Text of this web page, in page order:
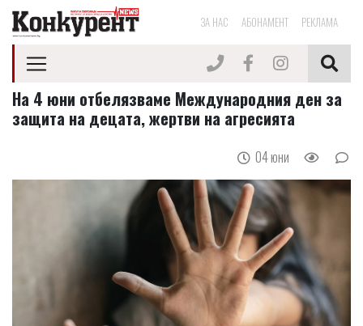
ЗА НАС АБОНАМЕНТ РЕКЛАМА
На 4 юни отбелязваме Международния ден за
защита на децата, жертви на агресията
04 юни